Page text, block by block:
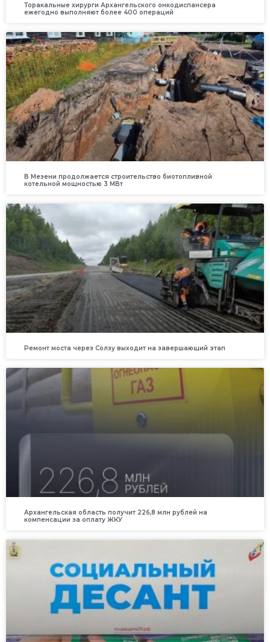
Торакальные хирурги Архангельского онкодиспансера
ежегодно выполняют более 400 операций
В Мезени продолжается строительство биотопливной
котельной мощностью 3 МВт
Ремонт моста через Солзу выходит на завершающий этап
Архангельская область получит 226,8 млн рублей на
компенсации за оплату ЖКУ